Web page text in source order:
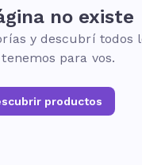
no existe
y descubrí todos
para vos.
productos